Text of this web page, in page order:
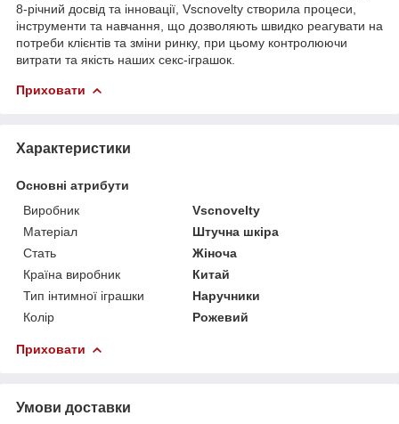
8-річний досвід та інновації, Vscnovelty створила процеси,
інструменти та навчання, що дозволяють швидко реагувати на
потреби клієнтів та зміни ринку, при цьому контролюючи
витрати та якість наших секс-іграшок.
Приховати
Характеристики
Основні атрибути
Виробник
Vscnovelty
Матеріал
Штучна шкіра
Стать
Жіноча
Країна виробник
Китай
Тип інтимної іграшки
Наручники
Колір
Рожевий
Приховати
Умови доставки